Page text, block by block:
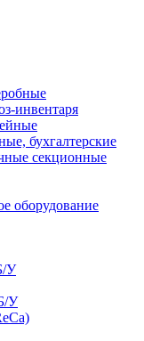
инвентаря
бухгалтерские
секционные
оборудование
У
У